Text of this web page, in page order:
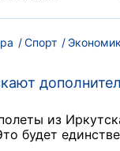
Спорт
из
будет